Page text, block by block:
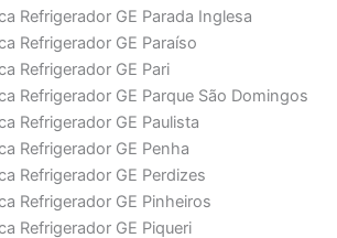
Refrigerador GE Parada Inglesa
Refrigerador GE Paraíso
Refrigerador GE Pari
Refrigerador GE Parque São Domingos
Refrigerador GE Paulista
Refrigerador GE Penha
Refrigerador GE Perdizes
Refrigerador GE Pinheiros
Refrigerador GE Piqueri